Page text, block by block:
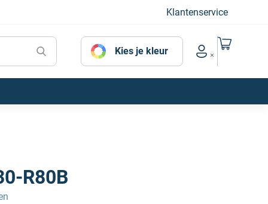
Klantenservice
Kies je kleur
Account menu
Naar mijn
R80B